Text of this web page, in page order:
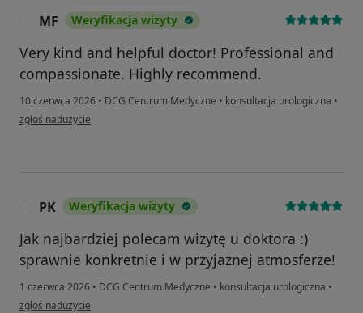
MF Weryfikacja wizyty
Very kind and helpful doctor! Professional and
compassionate. Highly recommend.
10 czerwca 2026 • DCG Centrum Medyczne • konsultacja urologiczna •
w opinii użytkownika MF
zgłoś nadużycie
PK Weryfikacja wizyty
Jak najbardziej polecam wizytę u doktora :)
sprawnie konkretnie i w przyjaznej atmosferze!
1 czerwca 2026 • DCG Centrum Medyczne • konsultacja urologiczna •
w opinii użytkownika PK
zgłoś nadużycie